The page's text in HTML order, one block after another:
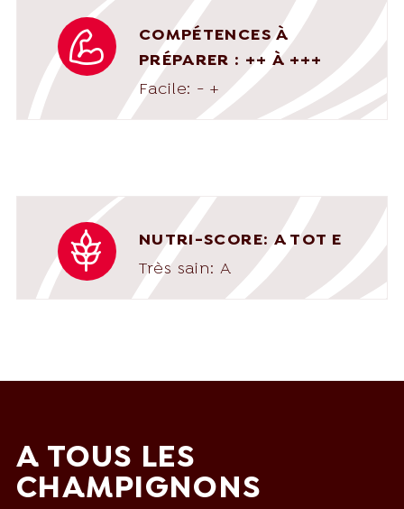
COMPÉTENCES À
PRÉPARER : ++ À +++
Facile: - +
NUTRI-SCORE: A TOT E
Très sain: A
A TOUS LES
CHAMPIGNONS